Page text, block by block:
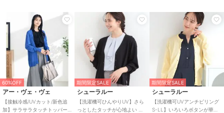
60%OFF
アー・ヴェ・ヴェ
【接触冷感/UVカット/新色追
加】サラサラタッチトッパー
期間限定SALE
シューラルー
【洗濯機可ひんやりUV】さら
っとしたタッチが心地よい シ
期間限定SALE
シューラルー
【洗濯機可UVアンチピリング
S-LL】いろいろボタンが華や